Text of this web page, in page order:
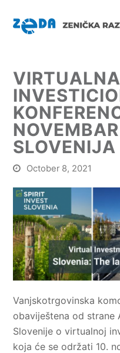
VIRTUALNA
SLOVENIJA
October 8, 2021
Vanjskotrgovinska
obaviještena od strane
Slovenije o virtualnoj
koja će se održati 10.